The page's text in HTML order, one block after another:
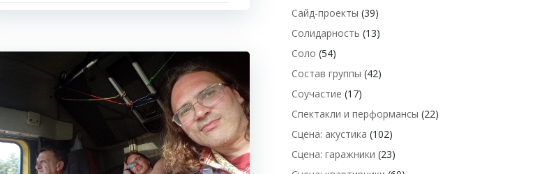
Сайд-проекты (39)
Солидарность (13)
Соло (54)
Состав группы (42)
Соучастие (17)
Спектакли и перформансы (22)
Сцена: акустика (102)
Сцена: гаражники (23)